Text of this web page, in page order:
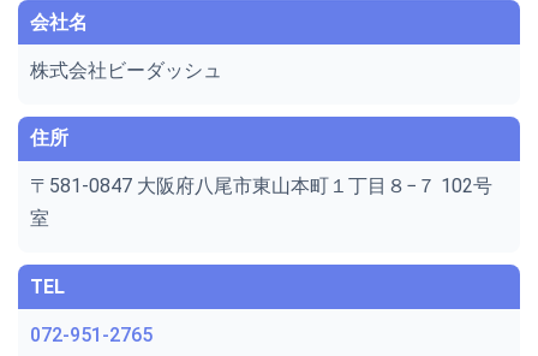
会社名
株式会社ビーダッシュ
住所
〒581-0847 大阪府八尾市東山本町１丁目８−７ 102号
室
TEL
072-951-2765